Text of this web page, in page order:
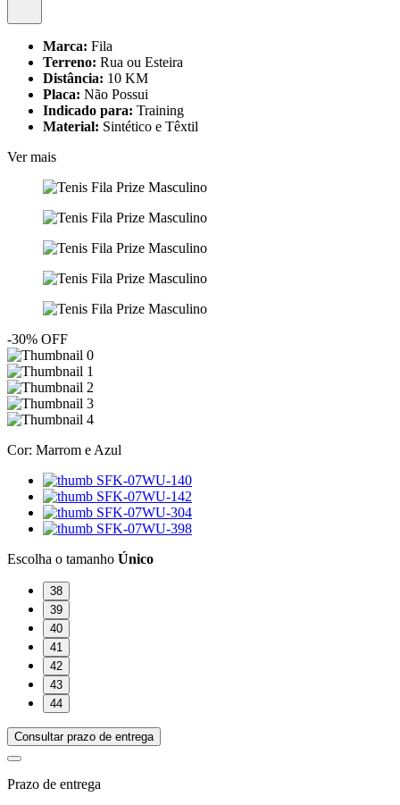
Marca: Fila
Terreno: Rua ou Esteira
Distância: 10 KM
Placa: Não Possui
Indicado para: Training
Material: Sintético e Têxtil
Ver mais
-30% OFF
Cor: Marrom e Azul
Escolha o tamanho Único
38
39
40
41
42
43
44
Consultar prazo de entrega
Prazo de entrega